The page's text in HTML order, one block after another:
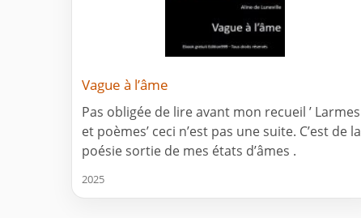
Vague à l’âme
Pas obligée de lire avant mon recueil ’ Larmes
et poèmes’ ceci n’est pas une suite. C’est de la
poésie sortie de mes états d’âmes .
2025